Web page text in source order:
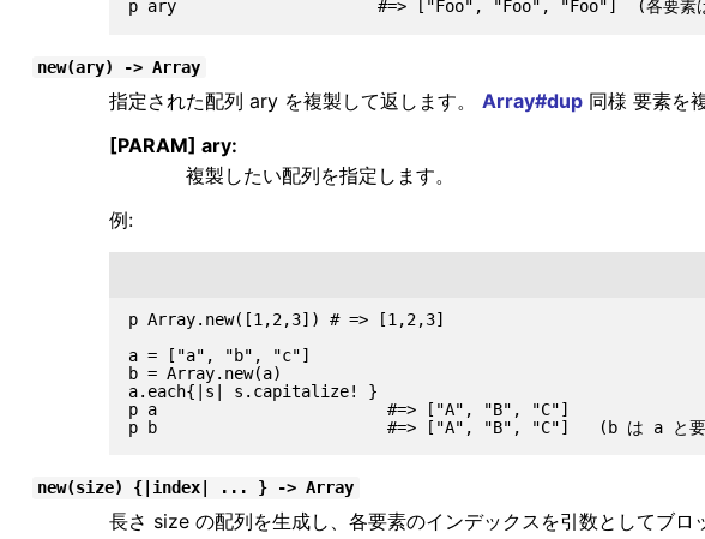
new(ary) -> Array
指定された配列 ary を複製して返します。 Array#dup同様 要素を
[PARAM] ary:
複製したい配列を指定します。
例:
p Array.new([1,2,3]) # => [1,2,3]
a = ["a", "b", "c"]
b = Array.new(a)
a.each{|s| s.capitalize! }
p a                        #=> ["A", "B", "C"]
new(size) {|index| ... } -> Array
長さ size の配列を生成し、各要素のインデックスを引数としてブロ